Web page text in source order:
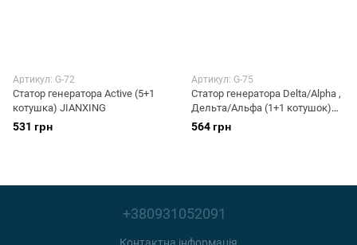
Артикул: G-72
Статор генератора Active (5+1
котушка) JIANXING
531 грн
Артикул: G-75
Статор генератора Delta/Alpha ,
Дельта/Альфа (1+1 котушок)
JIANXING
564 грн
+380931052091